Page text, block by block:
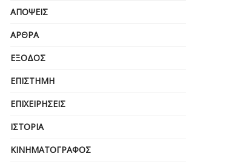
ΑΠΌΨΕΙΣ
ΆΡΘΡΑ
ΈΞΟΔΟΣ
ΕΠΙΣΤΉΜΗ
ΕΠΙΧΕΙΡΗΣΕΙΣ
ΙΣΤΟΡΊΑ
ΚΙΝΗΜΑΤΟΓΡΆΦΟΣ